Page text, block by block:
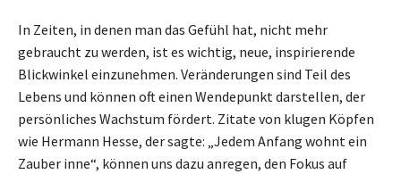
In Zeiten, in denen man das Gefühl hat, nicht mehr
gebraucht zu werden, ist es wichtig, neue, inspirierende
Blickwinkel einzunehmen. Veränderungen sind Teil des
Lebens und können oft einen Wendepunkt darstellen, der
persönliches Wachstum fördert. Zitate von klugen Köpfen
wie Hermann Hesse, der sagte: „Jedem Anfang wohnt ein
Zauber inne“, können uns dazu anregen, den Fokus auf